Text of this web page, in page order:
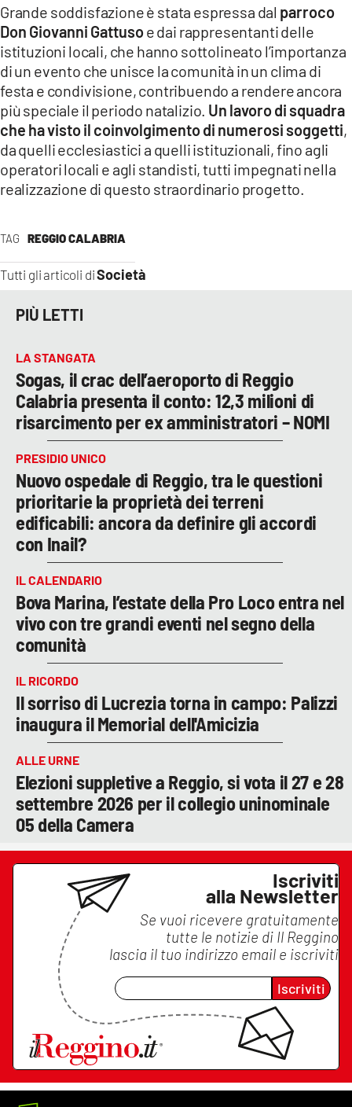
TAG REGGIO CALABRIA
Tutti gli articoli diSocietà
Grande soddisfazione è stata espressa dal parroco
Don Giovanni Gattusoe dai rappresentanti delle
istituzioni locali, che hanno sottolineato l’importanza
di un evento che unisce la comunità in un clima di
festa e condivisione, contribuendo a rendere ancora
più speciale il periodo natalizio. Un lavoro di squadra
che ha visto il coinvolgimento di numerosi soggetti,
da quelli ecclesiastici a quelli istituzionali, fino agli
operatori locali e agli standisti, tutti impegnati nella
realizzazione di questo straordinario progetto.
PIÙ LETTI
LA STANGATA
Sogas, il crac dell’aeroporto di Reggio
Calabria presenta il conto: 12,3 milioni di
risarcimento per ex amministratori – NOMI
PRESIDIO UNICO
Nuovo ospedale di Reggio, tra le questioni
prioritarie la proprietà dei terreni
edificabili: ancora da definire gli accordi
con Inail?
IL CALENDARIO
Bova Marina, l’estate della Pro Loco entra nel
vivo con tre grandi eventi nel segno della
comunità
IL RICORDO
Il sorriso di Lucrezia torna in campo: Palizzi
inaugura il Memorial dell'Amicizia
ALLE URNE
Elezioni suppletive a Reggio, si vota il 27 e 28
settembre 2026 per il collegio uninominale
05 della Camera
Iscriviti
alla Newsletter
Se vuoi ricevere gratuitamente
tutte le notizie di Il Reggino
lascia il tuo indirizzo email e iscriviti
Iscriviti